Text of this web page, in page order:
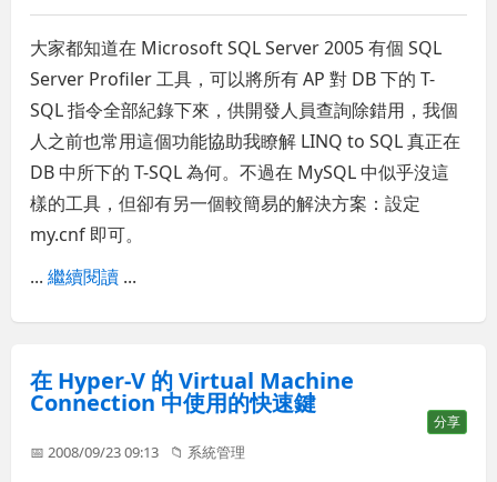
大家都知道在 Microsoft SQL Server 2005 有個 SQL
Server Profiler 工具，可以將所有 AP 對 DB 下的 T-
SQL 指令全部紀錄下來，供開發人員查詢除錯用，我個
人之前也常用這個功能協助我瞭解 LINQ to SQL 真正在
DB 中所下的 T-SQL 為何。不過在 MySQL 中似乎沒這
樣的工具，但卻有另一個較簡易的解決方案：設定
my.cnf 即可。
...繼續閱讀 ...
在 Hyper-V 的 Virtual Machine
Connection 中使用的快速鍵
分享
📅 2008/09/23 09:13 📁 系統管理